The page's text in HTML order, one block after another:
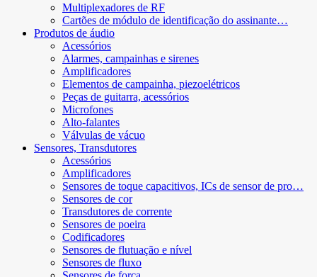
Multiplexadores de RF
Cartões de módulo de identificação do assinante…
Produtos de áudio
Acessórios
Alarmes, campainhas e sirenes
Amplificadores
Elementos de campainha, piezoelétricos
Peças de guitarra, acessórios
Microfones
Alto-falantes
Válvulas de vácuo
Sensores, Transdutores
Acessórios
Amplificadores
Sensores de toque capacitivos, ICs de sensor de pro…
Sensores de cor
Transdutores de corrente
Sensores de poeira
Codificadores
Sensores de flutuação e nível
Sensores de fluxo